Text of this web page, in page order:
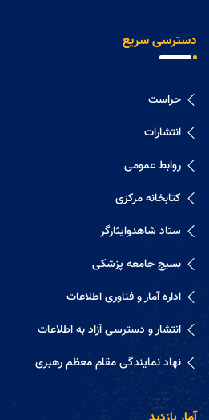
دسترسی سریع
حراست
انتشارات
روابط عمومی
کتابخانه مرکزی
ستاد شاهدوایثارگر
بسیج جامعه پزشکی
اداره آمار و فناوری اطلاعات
انتشار و دسترسی آزاد به اطلاعات
نهاد نمایندگی مقام معظم رهبری